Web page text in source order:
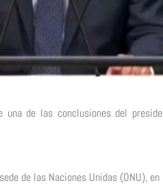
de las conclusiones del
de las Naciones Unidas (ONU), en